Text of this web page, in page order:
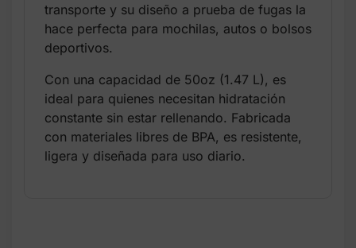
transporte y su diseño a prueba de fugas la
hace perfecta para mochilas, autos o bolsos
deportivos.
Con una capacidad de 50oz (1.47 L), es
ideal para quienes necesitan hidratación
constante sin estar rellenando. Fabricada
con materiales libres de BPA, es resistente,
ligera y diseñada para uso diario.